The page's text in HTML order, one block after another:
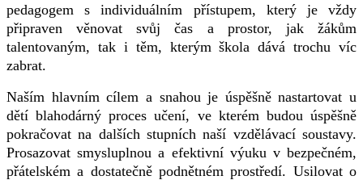
pedagogem s individuálním přístupem, který je vždy
připraven věnovat svůj čas a prostor, jak žákům
talentovaným, tak i těm, kterým škola dává trochu víc
zabrat.
Naším hlavním cílem a snahou je úspěšně nastartovat u
dětí blahodárný proces učení, ve kterém budou úspěšně
pokračovat na dalších stupních naší vzdělávací soustavy.
Prosazovat smysluplnou a efektivní výuku v bezpečném,
přátelském a dostatečně podnětném prostředí. Usilovat o